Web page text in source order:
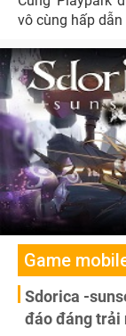
vô cùng hấp
Game
Sdorica -
đáo đáng trải